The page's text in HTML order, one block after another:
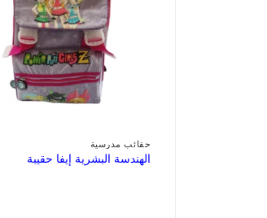
حقائب مدرسية
الهندسة البشرية إيفا حقيبة